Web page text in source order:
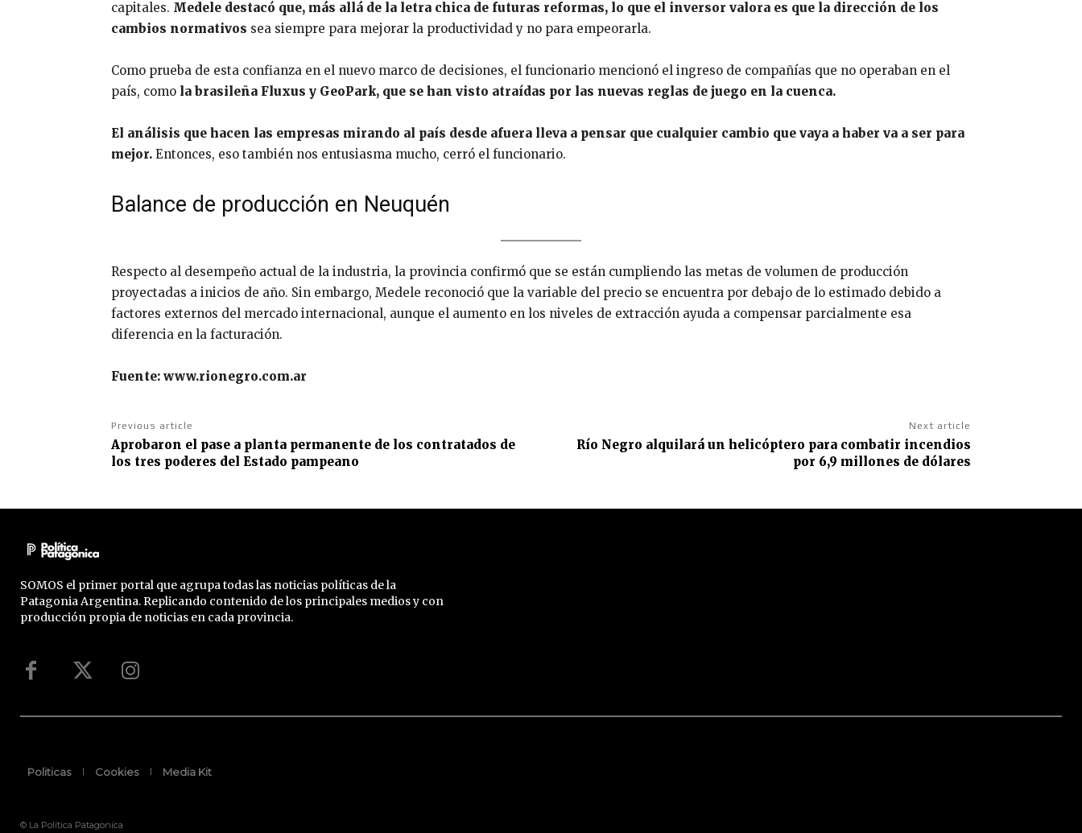
capitales. Medele destacó que, más allá de la letra chica de futuras reformas, lo que el inversor valora es que la dirección de los
cambios normativos sea siempre para mejorar la productividad y no para empeorarla.
Como prueba de esta confianza en el nuevo marco de decisiones, el funcionario mencionó el ingreso de compañías que no operaban en el
país, como la brasileña Fluxus y GeoPark, que se han visto atraídas por las nuevas reglas de juego en la cuenca.
El análisis que hacen las empresas mirando al país desde afuera lleva a pensar que cualquier cambio que vaya a haber va a ser para
mejor. Entonces, eso también nos entusiasma mucho, cerró el funcionario.
Balance de producción en Neuquén
Respecto al desempeño actual de la industria, la provincia confirmó que se están cumpliendo las metas de volumen de producción
proyectadas a inicios de año. Sin embargo, Medele reconoció que la variable del precio se encuentra por debajo de lo estimado debido a
factores externos del mercado internacional, aunque el aumento en los niveles de extracción ayuda a compensar parcialmente esa
diferencia en la facturación.
Fuente: www.rionegro.com.ar
Previous article
Aprobaron el pase a planta permanente de los contratados de
los tres poderes del Estado pampeano
Next article
Río Negro alquilará un helicóptero para combatir incendios
por 6,9 millones de dólares
SOMOS el primer portal que agrupa todas las noticias políticas de la
Patagonia Argentina. Replicando contenido de los principales medios y con
producción propia de noticias en cada provincia.
Politicas Cookies Media Kit
© La Política Patagoníca